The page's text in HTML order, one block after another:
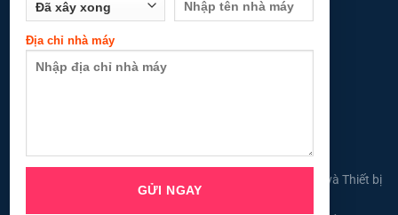
© 2026 All Rights Reserved ©
Công ty TNHH Thang máy và Thiết bị
Địa chỉ nhà máy